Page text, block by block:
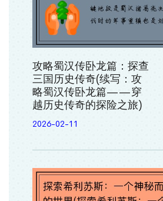
攻略蜀汉传卧龙篇：探查
三国历史传奇(续写：攻
略蜀汉传卧龙篇——穿
越历史传奇的探险之旅)
2026-02-11